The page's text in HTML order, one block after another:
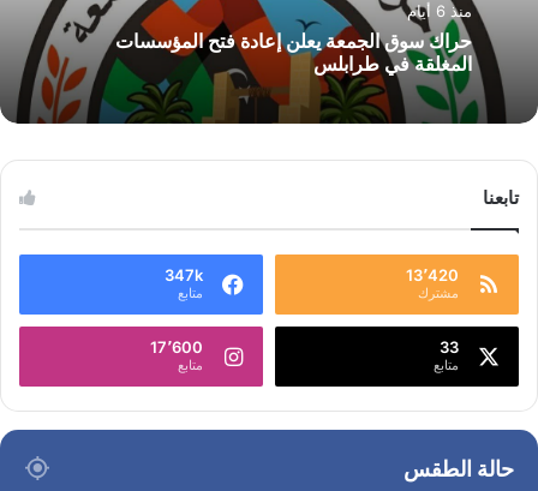
منذ 6 أيام
حراك سوق الجمعة يعلن إعادة فتح المؤسسات
المغلقة في طرابلس
تابعنا
13٬420
مشترك
347k
متابع
33
متابع
17٬600
متابع
حالة الطقس